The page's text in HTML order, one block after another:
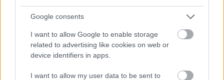
Google consents
I want to allow Google to enable storage
related to advertising like cookies on web or
device identifiers in apps.
I want to allow my user data to be sent to